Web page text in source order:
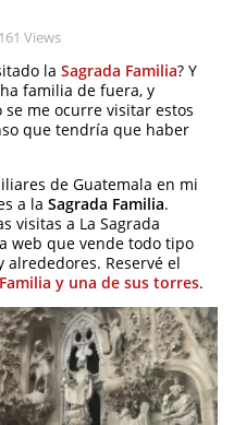
Views
la Sagrada Familia? Y
familia de fuera, y
me ocurre visitar estos
que tendría que haber
de Guatemala en mi
a la Sagrada Familia.
visitas a La Sagrada
web que vende todo tipo
alrededores. Reservé el
y una de sus torres.